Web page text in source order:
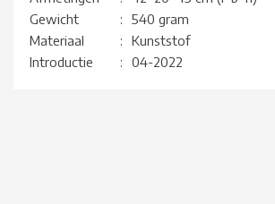
Gewicht
:
540 gram
Materiaal
:
Kunststof
Introductie
: 04-2022